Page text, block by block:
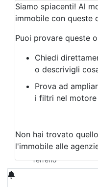
Qualsiasi
Attività/Licenza
Azienda Agricola
Bar/Ristorante
Albergo
Laboratorio
Negozio/locale
Agriturismo
Magazzini
Qualsiasi
Terreno edificabile
Terreno
Siamo spiacenti! Al
immobile con queste
Puoi provare queste
Chiedi
o descrivigli
Prova ad
i filtri nel
Non hai trovato
l'immobile alle